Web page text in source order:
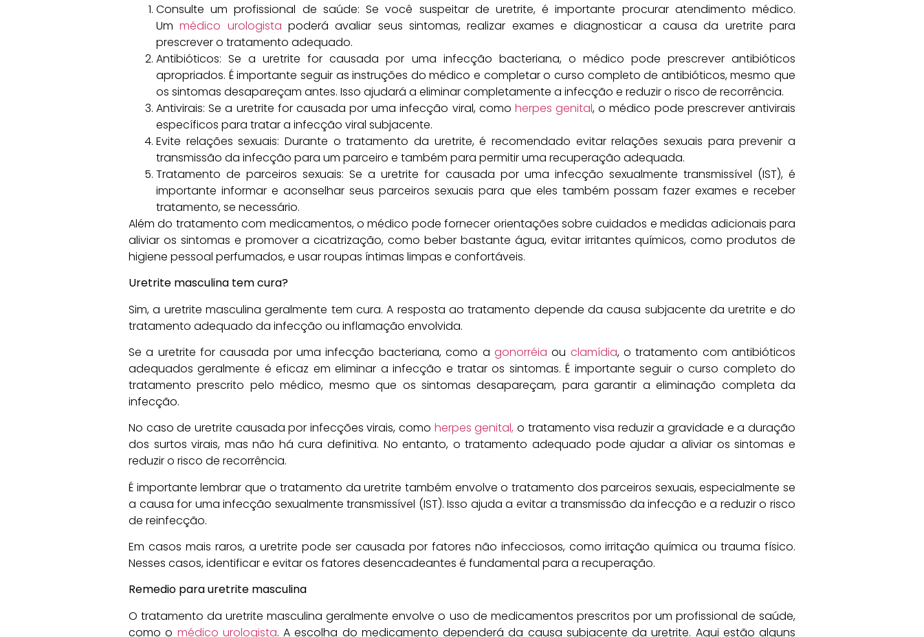
Consulte um profissional de saúde: Se você suspeitar de uretrite, é importante procurar atendimento médico.
Um médico urologista poderá avaliar seus sintomas, realizar exames e diagnosticar a causa da uretrite para
prescrever o tratamento adequado.
Antibióticos: Se a uretrite for causada por uma infecção bacteriana, o médico pode prescrever antibióticos
apropriados. É importante seguir as instruções do médico e completar o curso completo de antibióticos, mesmo que
os sintomas desapareçam antes. Isso ajudará a eliminar completamente a infecção e reduzir o risco de recorrência.
Antivirais: Se a uretrite for causada por uma infecção viral, como herpes genital, o médico pode prescrever antivirais
específicos para tratar a infecção viral subjacente.
Evite relações sexuais: Durante o tratamento da uretrite, é recomendado evitar relações sexuais para prevenir a
transmissão da infecção para um parceiro e também para permitir uma recuperação adequada.
Tratamento de parceiros sexuais: Se a uretrite for causada por uma infecção sexualmente transmissível (IST), é
importante informar e aconselhar seus parceiros sexuais para que eles também possam fazer exames e receber
tratamento, se necessário.
Além do tratamento com medicamentos, o médico pode fornecer orientações sobre cuidados e medidas adicionais para
aliviar os sintomas e promover a cicatrização, como beber bastante água, evitar irritantes químicos, como produtos de
higiene pessoal perfumados, e usar roupas íntimas limpas e confortáveis.
Uretrite masculina tem cura?
Sim, a uretrite masculina geralmente tem cura. A resposta ao tratamento depende da causa subjacente da uretrite e do
tratamento adequado da infecção ou inflamação envolvida.
Se a uretrite for causada por uma infecção bacteriana, como a gonorréiaou clamídia, o tratamento com antibióticos
adequados geralmente é eficaz em eliminar a infecção e tratar os sintomas. É importante seguir o curso completo do
tratamento prescrito pelo médico, mesmo que os sintomas desapareçam, para garantir a eliminação completa da
infecção.
No caso de uretrite causada por infecções virais, como herpes genital, o tratamento visa reduzir a gravidade e a duração
dos surtos virais, mas não há cura definitiva. No entanto, o tratamento adequado pode ajudar a aliviar os sintomas e
reduzir o risco de recorrência.
É importante lembrar que o tratamento da uretrite também envolve o tratamento dos parceiros sexuais, especialmente se
a causa for uma infecção sexualmente transmissível (IST). Isso ajuda a evitar a transmissão da infecção e a reduzir o risco
de reinfecção.
Em casos mais raros, a uretrite pode ser causada por fatores não infecciosos, como irritação química ou trauma físico.
Nesses casos, identificar e evitar os fatores desencadeantes é fundamental para a recuperação.
Remedio para uretrite masculina
O tratamento da uretrite masculina geralmente envolve o uso de medicamentos prescritos por um profissional de saúde,
como o médico urologista. A escolha do medicamento dependerá da causa subjacente da uretrite. Aqui estão alguns